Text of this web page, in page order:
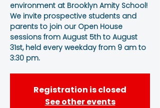
environment at Brooklyn Amity School!
We invite prospective students and
parents to join our Open House
sessions from August 5th to August
31st, held every weekday from 9 am to
3:30 pm.
Registration is closed
See other events